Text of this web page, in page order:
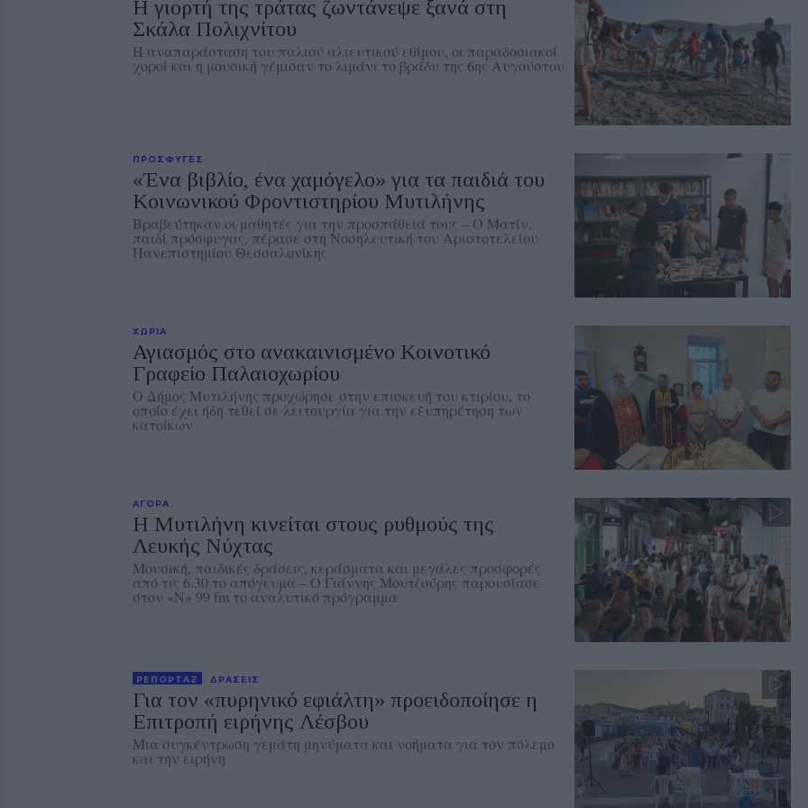
Η γιορτή της τράτας ζωντάνεψε ξανά στη
Σκάλα Πολιχνίτου
Η αναπαράσταση του παλιού αλιευτικού εθίμου, οι παραδοσιακοί
χοροί και η μουσική γέμισαν το λιμάνι το βράδυ της 6ης Αυγούστου
ΠΡΟΣΦΥΓΕΣ
«Ένα βιβλίο, ένα χαμόγελο» για τα παιδιά του
Κοινωνικού Φροντιστηρίου Μυτιλήνης
Βραβεύτηκαν οι μαθητές για την προσπάθειά τους – Ο Ματίν,
παιδί πρόσφυγας, πέρασε στη Νοσηλευτική του Αριστοτελείου
Πανεπιστημίου Θεσσαλονίκης
ΧΩΡΙΑ
Αγιασμός στο ανακαινισμένο Κοινοτικό
Γραφείο Παλαιοχωρίου
Ο Δήμος Μυτιλήνης προχώρησε στην επισκευή του κτιρίου, το
οποίο έχει ήδη τεθεί σε λειτουργία για την εξυπηρέτηση των
κατοίκων
ΑΓΟΡΑ
Η Μυτιλήνη κινείται στους ρυθμούς της
Λευκής Νύχτας
Μουσική, παιδικές δράσεις, κεράσματα και μεγάλες προσφορές
από τις 6.30 το απόγευμα – Ο Γιάννης Μουτζούρης παρουσίασε
στον «Ν» 99 fm το αναλυτικό πρόγραμμα
ΡΕΠΟΡΤΑΖ ΔΡΑΣΕΙΣ
Για τον «πυρηνικό εφιάλτη» προειδοποίησε η
Επιτροπή ειρήνης Λέσβου
Μια συγκέντρωση γεμάτη μηνύματα και νοήματα για τον πόλεμο
και την ειρήνη